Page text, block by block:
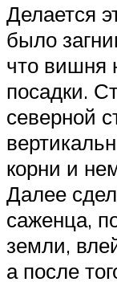
Делается
было
что вишня
посадки.
северной
корни и
Далее
саженца,
земли,
а после